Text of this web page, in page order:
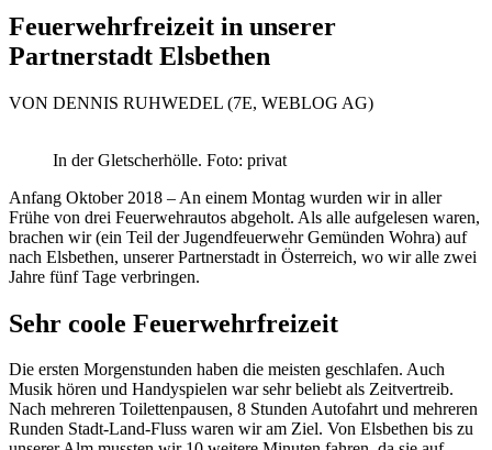
Feuerwehrfreizeit in unserer
Partnerstadt Elsbethen
VON DENNIS RUHWEDEL (7E, WEBLOG AG)
In der Gletscherhölle. Foto: privat
Anfang Oktober 2018 – An einem Montag wurden wir in aller
Frühe von drei Feuerwehrautos abgeholt. Als alle aufgelesen waren,
brachen wir (ein Teil der Jugendfeuerwehr Gemünden Wohra) auf
nach Elsbethen, unserer Partnerstadt in Österreich, wo wir alle zwei
Jahre fünf Tage verbringen.
Sehr coole Feuerwehrfreizeit
Die ersten Morgenstunden haben die meisten geschlafen. Auch
Musik hören und Handyspielen war sehr beliebt als Zeitvertreib.
Nach mehreren Toilettenpausen, 8 Stunden Autofahrt und mehreren
Runden Stadt-Land-Fluss waren wir am Ziel. Von Elsbethen bis zu